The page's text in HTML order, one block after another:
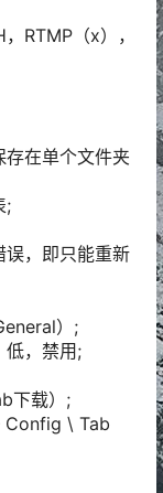
RTMP（x），
在单个文件夹
;
误，即只能重新
）;
低，禁用;
下载）;
Config \ Tab